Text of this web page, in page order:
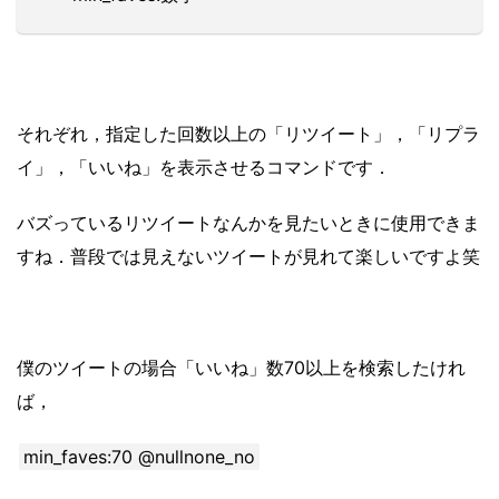
それぞれ，指定した回数以上の「リツイート」，「リプラ
イ」，「いいね」を表示させるコマンドです．
バズっているリツイートなんかを見たいときに使用できま
すね．普段では見えないツイートが見れて楽しいですよ笑
僕のツイートの場合「いいね」数70以上を検索したけれ
ば，
min_faves:70 @nullnone_no